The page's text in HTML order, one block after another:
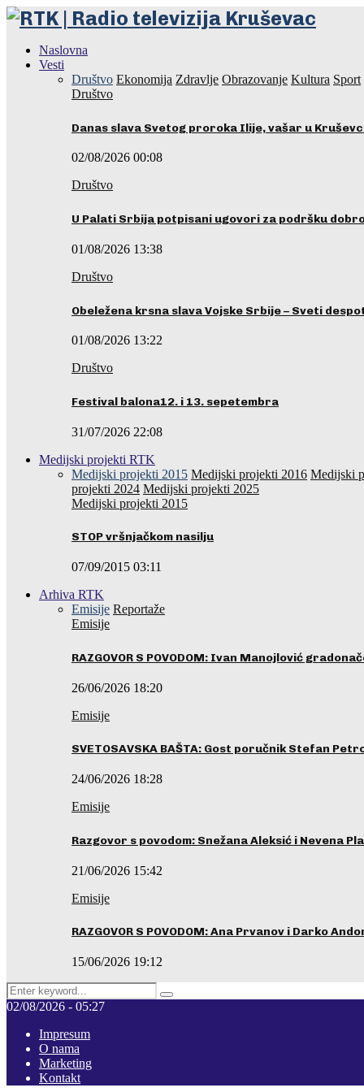
Naslovna
Vesti
Društvo Ekonomija Zdravlje Obrazovanje Kultura Sport
Društvo
Danas slava Svetog proroka Ilije, vašar u
02/08/2026 00:08
Društvo
U Palati Srbija potpisani ugovori za podršku
01/08/2026 13:38
Društvo
Obeležena krsna slava Vojske Srbije – Sveti
01/08/2026 13:22
Društvo
Festival balona12. i 13. sepetembra
31/07/2026 22:08
Medijski projekti RTK
Medijski projekti 2015 Medijski projekti 2016 Medijski
projekti 2024 Medijski projekti 2025
Medijski projekti 2015
STOP vršnjačkom nasilju
07/09/2015 03:11
Arhiva RTK
Emisije Reportaže
Emisije
RAZGOVOR S POVODOM: Ivan Manojlović
26/06/2026 18:20
Emisije
SVETOSAVSKA BAŠTA: Gost poručnik Stefan
24/06/2026 18:28
Emisije
Razgovor s povodom: Snežana Aleksić i Nevena
21/06/2026 15:42
Emisije
RAZGOVOR S POVODOM: Ana Prvanov i Darko
15/06/2026 19:12
Search
for:
Pretraga
02/08/2026 - 05:27
Impresum
O nama
Marketing
Kontakt